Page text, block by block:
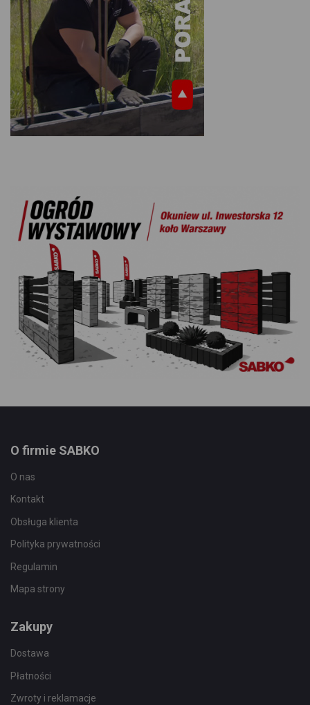
O firmie SABKO
O nas
Kontakt
Obsługa klienta
Polityka prywatności
Regulamin
Mapa strony
Zakupy
Dostawa
Płatności
Zwroty i reklamacje